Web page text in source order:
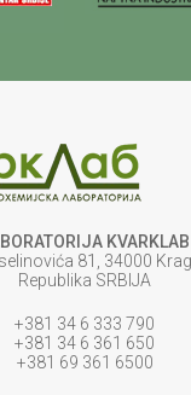
KVARKLAB
81, 34000
Republika SRBIJA
+381 34 6 333 790
+381 34 6 361 650
+381 69 361 6500